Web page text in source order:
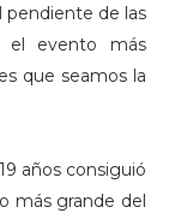
pendiente de las
el evento más
que seamos la
años consiguió
más grande del